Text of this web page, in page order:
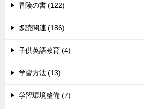
冒険の書 (122)
多読関連 (186)
子供英語教育 (4)
学習方法 (13)
学習環境整備 (7)